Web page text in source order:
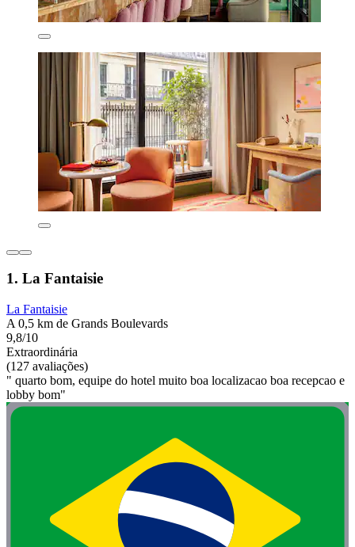
1. La Fantaisie
La Fantaisie
A 0,5 km de Grands Boulevards
9,8/10
Extraordinária
(127 avaliações)
" quarto bom, equipe do hotel muito boa localizacao boa recepcao e
lobby bom"